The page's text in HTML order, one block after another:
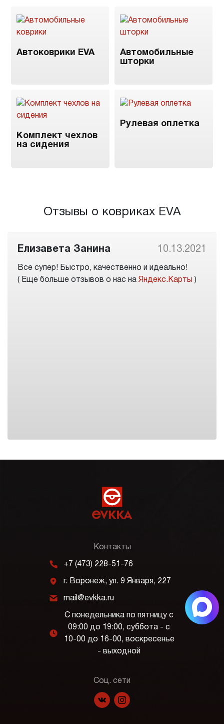
Автоковрики EVA
Автомобильные
шторки
Комплект чехлов
на сидения
Рулевая оплетка
Отзывы о ковриках EVA
Елизавета Занина 10.13.2021
Все супер! Быстро, качественно и идеально!
( Еще больше отзывов о нас на Яндекс.Карты )
Контакты
m +7 (473) 228-51-76
j г. Воронеж, ул. 9 Января, 227
k mail@evkka.ru
l
С понедельника по пятницу с
09:00 до 19:00, суббота - с
10-00 до 16-00, воскресенье
- выходной
Соц. сети
f p